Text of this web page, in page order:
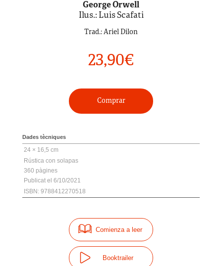
George Orwell
Ilus.: Luis Scafati
Trad.: Ariel Dilon
23,90€
Comprar
Dades tècniques
24 × 16,5 cm
Rústica con solapas
360
6/10/2021
ISBN: 9788412270518
Comienza a leer
Booktrailer